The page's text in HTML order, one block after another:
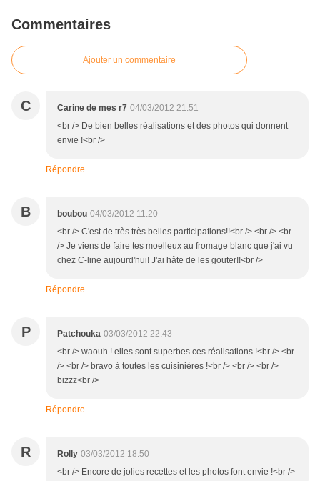
Commentaires
Ajouter un commentaire
C Carine de mes r7 04/03/2012 21:51
<br /> De bien belles réalisations et des photos qui donnent
envie !<br />
Répondre
B boubou 04/03/2012 11:20
<br /> C'est de très très belles participations!!<br /> <br /> <br
/> Je viens de faire tes moelleux au fromage blanc que j'ai vu
chez C-line aujourd'hui! J'ai hâte de les gouter!!<br />
Répondre
P Patchouka 03/03/2012 22:43
<br /> waouh ! elles sont superbes ces réalisations !<br /> <br
/> <br /> bravo à toutes les cuisinières !<br /> <br /> <br />
bizzz<br />
Répondre
R Rolly 03/03/2012 18:50
<br /> Encore de jolies recettes et les photos font envie !<br />